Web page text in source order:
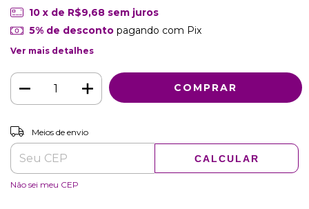
10 x de R$9,68 sem juros
5% de descontopagando com Pix
Ver mais detalhes
Entregas para o CEP:
Meios de envio
CALCULAR
Não sei meu CEP